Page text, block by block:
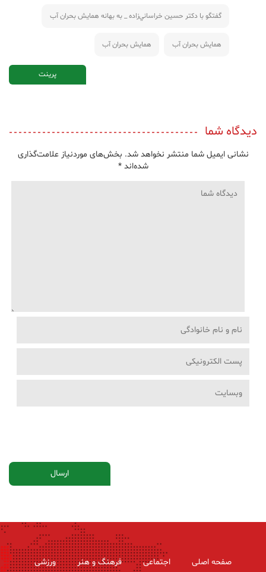
گفتگو با دكتر حسين خراساني‌زاده _ به بهانه همايش بحران آب
همايش بحران آب همايش بحران آب
پرینت
دیدگاه شما
نشانی ایمیل شما منتشر نخواهد شد. بخش‌های موردنیاز علامت‌گذاری
شده‌اند*
صفحه اصلی اجتماعی فرهنگ و هنر ورزشی